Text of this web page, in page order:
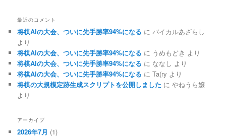
最近のコメント
将棋AIの大会、ついに先手勝率94%になる にバイカルあざらし
より
将棋AIの大会、ついに先手勝率94%になる に うめもどき より
将棋AIの大会、ついに先手勝率94%になる に ななし より
将棋AIの大会、ついに先手勝率94%になる にTa(ry より
将棋の大規模定跡生成スクリプトを公開しました にやねうら嬢
より
アーカイブ
2026年7月 (1)